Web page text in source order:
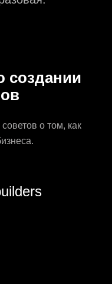
создании
о том, как